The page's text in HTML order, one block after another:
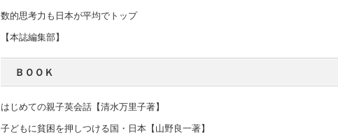
数的思考力も日本が平均でトップ
【本誌編集部】
ＢＯＯＫ
はじめての親子英会話【清水万里子著】
子どもに貧困を押しつける国・日本【山野良一著】